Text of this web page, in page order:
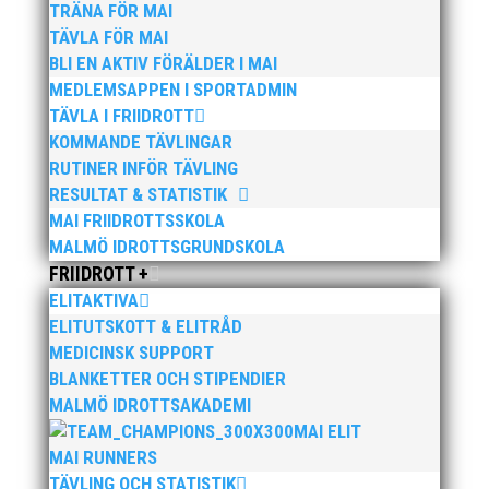
TRÄNA FÖR MAI
TÄVLA FÖR MAI
BLI EN AKTIV FÖRÄLDER I MAI
MEDLEMSAPPEN I SPORTADMIN
TÄVLA I FRIIDROTT
KOMMANDE TÄVLINGAR
RUTINER INFÖR TÄVLING
RESULTAT & STATISTIK
MAI FRIIDROTTSSKOLA
MALMÖ IDROTTSGRUNDSKOLA
FRIIDROTT +
ELITAKTIVA
ELITUTSKOTT & ELITRÅD
MEDICINSK SUPPORT
BLANKETTER OCH STIPENDIER
MALMÖ IDROTTSAKADEMI
MAI ELIT
MAI RUNNERS
TÄVLING OCH STATISTIK
det samma gäller hinderloppet.
Publicerat tidigare
Nu kan du se när första och sista träningstillfälle för
Hösten 2024. Klicka här!